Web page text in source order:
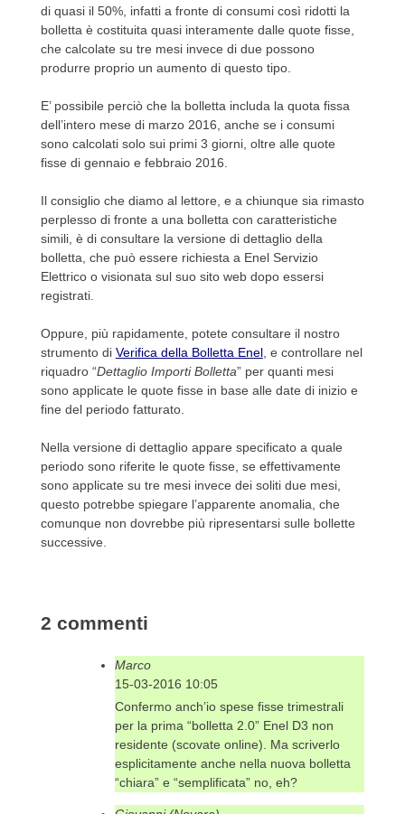
di quasi il 50%, infatti a fronte di consumi così ridotti la
bolletta è costituita quasi interamente dalle quote fisse,
che calcolate su tre mesi invece di due possono
produrre proprio un aumento di questo tipo.
E’ possibile perciò che la bolletta includa la quota fissa
dell’intero mese di marzo 2016, anche se i consumi
sono calcolati solo sui primi 3 giorni, oltre alle quote
fisse di gennaio e febbraio 2016.
Il consiglio che diamo al lettore, e a chiunque sia rimasto
perplesso di fronte a una bolletta con caratteristiche
simili, è di consultare la versione di dettaglio della
bolletta, che può essere richiesta a Enel Servizio
Elettrico o visionata sul suo sito web dopo essersi
registrati.
Oppure, più rapidamente, potete consultare il nostro
strumento di Verifica della Bolletta Enel, e controllare nel
riquadro “Dettaglio Importi Bolletta” per quanti mesi
sono applicate le quote fisse in base alle date di inizio e
fine del periodo fatturato.
Nella versione di dettaglio appare specificato a quale
periodo sono riferite le quote fisse, se effettivamente
sono applicate su tre mesi invece dei soliti due mesi,
questo potrebbe spiegare l’apparente anomalia, che
comunque non dovrebbe più ripresentarsi sulle bollette
successive.
navigation
2 commenti
Marco
15-03-2016 10:05
Confermo anch’io spese fisse trimestrali
per la prima “bolletta 2.0” Enel D3 non
residente (scovate online). Ma scriverlo
esplicitamente anche nella nuova bolletta
“chiara” e “semplificata” no, eh?